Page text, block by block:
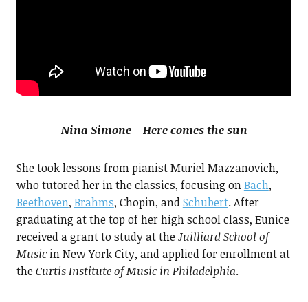
Nina Simone – Here comes the sun
She took lessons from pianist Muriel Mazzanovich,
who tutored her in the classics, focusing onBach,
Beethoven, Brahms, Chopin, andSchubert. After
graduating at the top of her high school class, Eunice
received a grant to study at theJuilliard School of
Musicin New York City, and applied for enrollment at
theCurtis Institute of Music in Philadelphia.